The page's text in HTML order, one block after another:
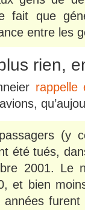
fait que
entre les
rien,
rappelle
(y
été tués,
2001. Le
et bien